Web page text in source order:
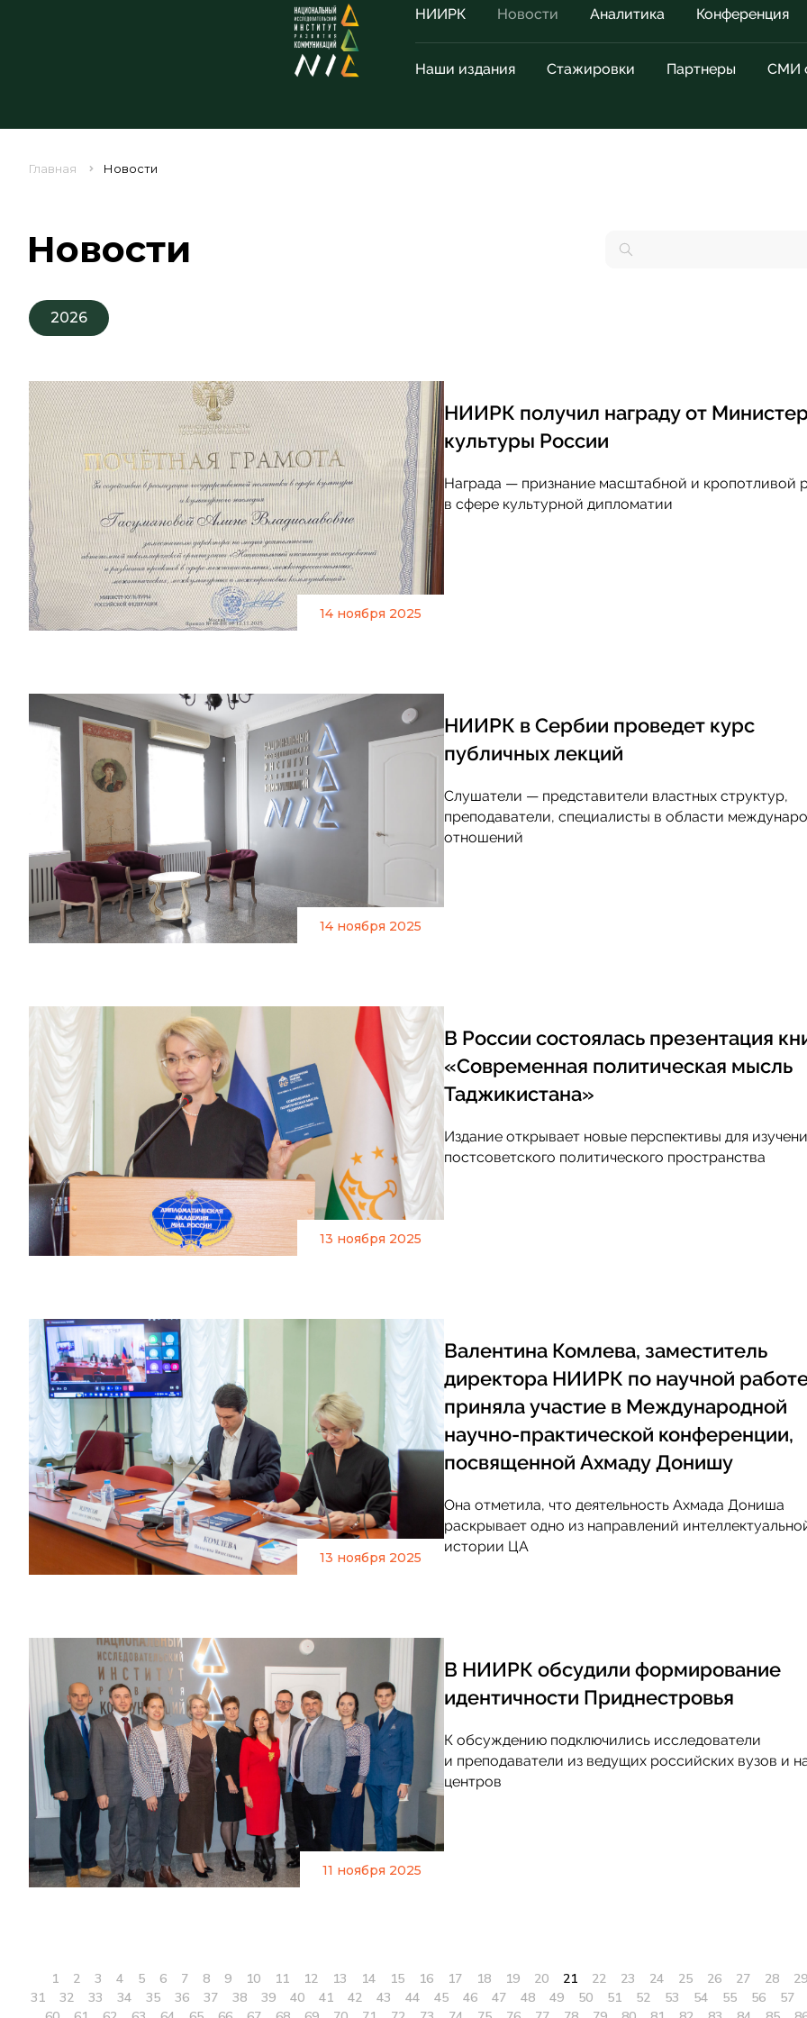
НИИРК Новости Аналитика Конференция
Наши издания Стажировки Партнеры СМИ
Главная Новости
Новости
2026
14 ноября 2025
НИИРК получил награду от
культуры России
Награда — признание масштабной и кропотливой
в сфере культурной дипломатии
14 ноября 2025
НИИРК в Сербии проведет курс
публичных лекций
Слушатели — представители властных структур,
преподаватели, специалисты в области
отношений
13 ноября 2025
В России состоялась презентация
«Современная политическая мысль
Таджикистана»
Издание открывает новые перспективы для
постсоветского политического пространства
13 ноября 2025
Валентина Комлева, заместитель
директора НИИРК по научной
приняла участие в Международной
научно-практической конференции,
посвященной Ахмаду Донишу
Она отметила, что деятельность Ахмада Дониша
раскрывает одно из направлений
истории ЦА
11 ноября 2025
В НИИРК обсудили формирование
идентичности Приднестровья
К обсуждению подключились исследователи
и преподаватели из ведущих российских вузов и
центров
1 2 3 4 5 6 7 8 9 10 11 12 13 14 15 16 17 18 19 20 21 22 23 24 25 26 27 28 29
31
32 33 34 35 36 37 38 39 40 41 42 43 44 45 46 47 48 49 50 51 52 53 54 55 56 57
Август 3: Конференция